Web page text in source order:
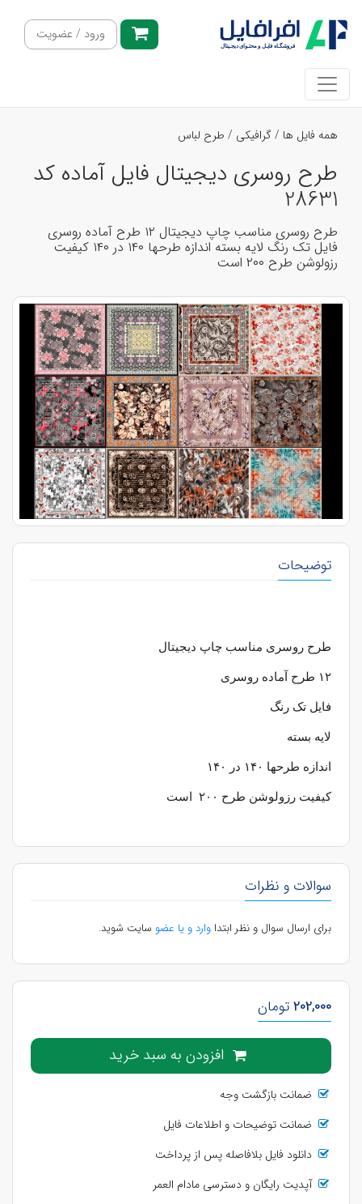
ورود / عضویت
همه فایل ها /گرافیکی / طرح لباس
طرح روسری دیجیتال فایل آماده کد
28631
طرح روسری مناسب چاپ دیجیتال ۱۲ طرح آماده روسری
فایل تک رنگ لایه بسته اندازه طرحها ۱۴۰ در ۱۴۰ کیفیت
رزولوشن طرح ۲۰۰ است
توضیحات
طرح روسری مناسب چاپ دیجیتال
۱۲ طرح آماده روسری
فایل تک رنگ
لایه بسته
اندازه طرحها ۱۴۰ در ۱۴۰
کیفیت رزولوشن طرح ۲۰۰ است
سوالات و نظرات
برای ارسال سوال و نظر ابتداوارد و یا عضو سایت شوید.
202,000تومان
افزودن به سبد خرید
ضمانت بازگشت وجه
ضمانت توضیحات و اطلاعات فایل
دانلود فایل بلافاصله پس از پرداخت
آپدیت رایگان و دسترسی مادام العمر